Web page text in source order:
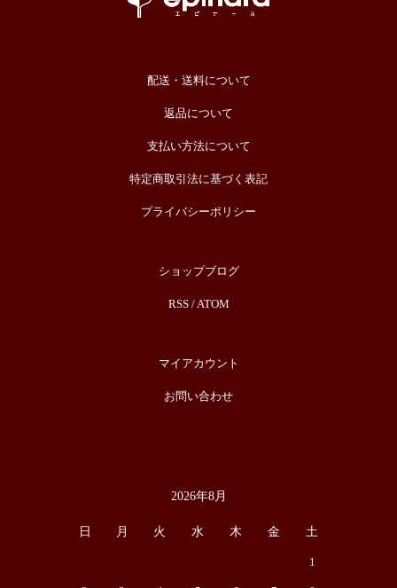
配送・送料について
返品について
支払い方法について
特定商取引法に基づく表記
プライバシーポリシー
ショップブログ
RSS/ATOM
マイアカウント
お問い合わせ
2026年8月
日 月 火 水 木 金 土
1